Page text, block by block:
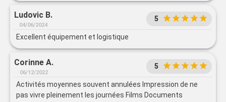
Ludovic B.
04/06/2024
5
Excellent équipement et logistique
Corinne A.
06/12/2022
5
Activités moyennes souvent annulées Impression de ne
pas vivre pleinement les journées Films Documents